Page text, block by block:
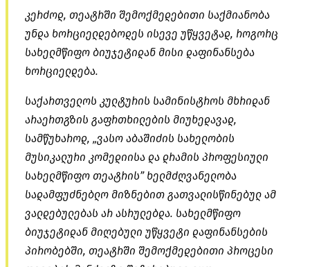
კერძოდ, თეატრში შემოქმედებითი საქმიანობა
უნდა ხორციელდებოდეს ისევე უწყვეტად, როგორც
სახელმწიფო ბიუჯეტიდან მისი დაფინანსება
ხორციელდება.
საქართველოს კულტურის სამინისტროს მხრიდან
არაერთგზის გაფრთხილების მიუხედავად,
სამწუხაროდ, „ვასო აბაშიძის სახელობის
მუსიკალური კომედიისა და დრამის პროფესიული
სახელმწიფო თეატრის” ხელმძღვანელობა
სადამფუძნებლო მიზნებით გათვალისწინებულ ამ
ვალდებულებას არ ასრულებდა. სახელმწიფო
ბიუჯეტიდან მიღებული უწყვეტი დაფინანსების
პირობებში, თეატრში შემოქმედებითი პროცესი